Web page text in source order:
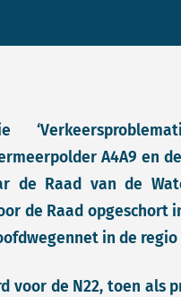
A4A9 en
de Raad van de
de Raad opgeschort
in de regio
voor de N22, toen als